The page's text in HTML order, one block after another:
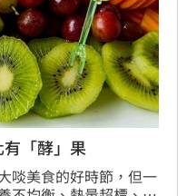
「酵」果
啖美食的好時節，但一